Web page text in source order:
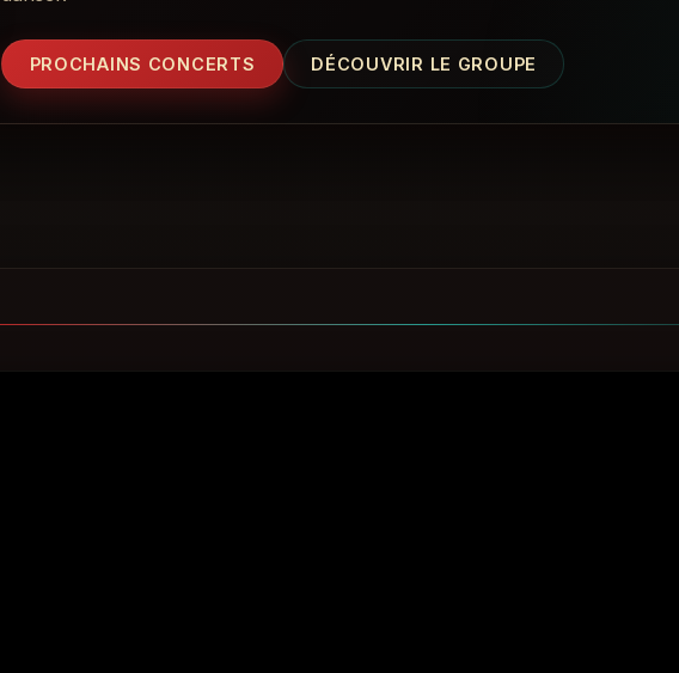
PROCHAINS CONCERTS DÉCOUVRIR LE GROUPE